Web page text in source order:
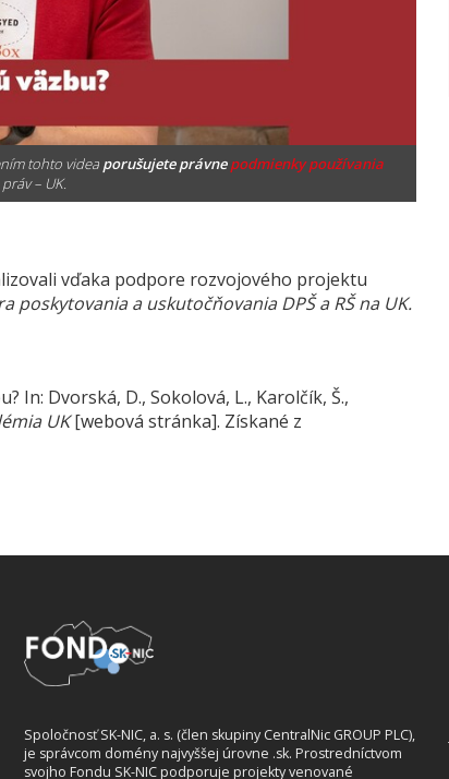
tohto videa porušujete právnepodmienky používania
– UK.
vďaka podpore rozvojového projektu
poskytovania a uskutočňovania DPŠ a RŠ na UK.
In: Dvorská, D., Sokolová, L., Karolčík, Š.,
UK[webová stránka]. Získané z
Spoločnosť SK-NIC, a. s. (člen skupiny CentralNic GROUP PLC),
je správcom domény najvyššej úrovne .sk. Prostredníctvom
svojho Fondu SK-NIC podporuje projekty venované